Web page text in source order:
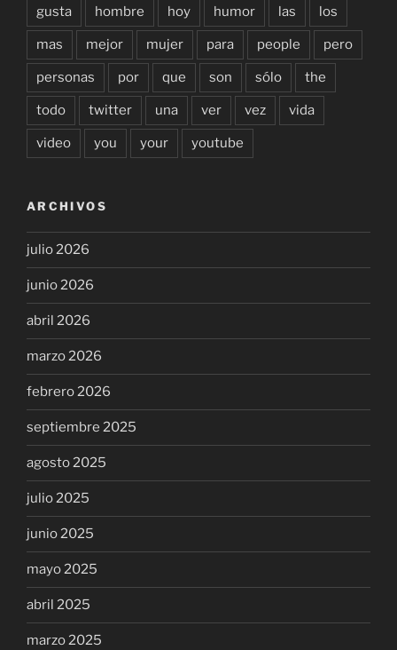
gusta hombre hoy humor las los
mas mejor mujer para people pero
personas por que son sólo the
todo twitter una ver vez vida
video you your youtube
ARCHIVOS
julio 2026
junio 2026
abril 2026
marzo 2026
febrero 2026
septiembre 2025
agosto 2025
julio 2025
junio 2025
mayo 2025
abril 2025
marzo 2025